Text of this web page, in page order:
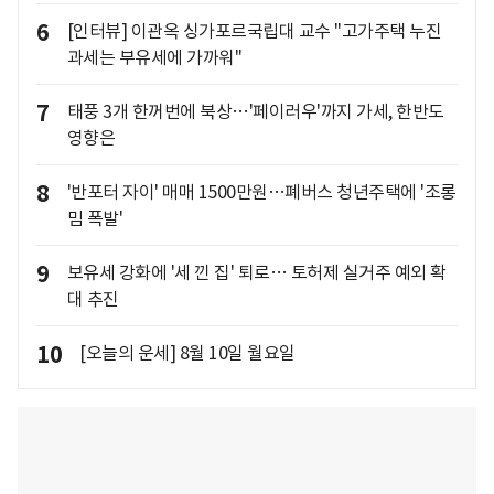
6
[인터뷰] 이관옥 싱가포르국립대 교수 "고가주택 누진
과세는 부유세에 가까워"
7
태풍 3개 한꺼번에 북상…'페이러우'까지 가세, 한반도
영향은
8
'반포터 자이' 매매 1500만원…폐버스 청년주택에 '조롱
밈 폭발'
9
보유세 강화에 '세 낀 집' 퇴로… 토허제 실거주 예외 확
대 추진
10 [오늘의 운세] 8월 10일 월요일